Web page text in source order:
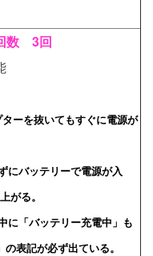
数 3回
ーを抜いてもすぐに電源が
にバッテリーで電源が入
がる。
に「バッテリー充電中」も
表記が必ず出ている。